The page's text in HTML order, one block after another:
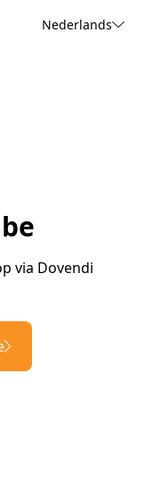
Nederlands
via Dovendi